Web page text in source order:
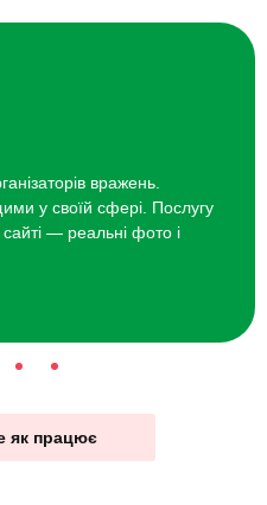
вражень.
у своїй сфері. Послугу
— реальні фото і
як працює